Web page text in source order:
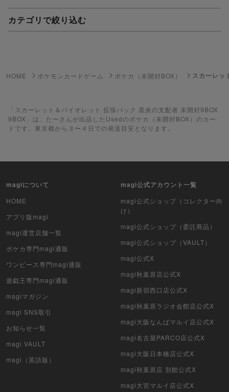
カテゴリで絞り込む
遊戯王
遊戯王ラッシュデュエル
ポケカ（未開封パック）
遊戯王（未開封パック）
デュエル・マスターズ
マジック：ザ・ギャザリング
クリプトスペルズ
マイクリプトヒーローズ
遊戯王初期
HOME ポケモンカードゲーム ポケカ（未開封BOX） スカーレッ
「スカーレット＆バイオレット 拡張パック 黒炎の支配者 未開封9BOX
9BOX」は、たーさんが出品したUsedのポケカ（未開封BOX）のカー
ドです。東京都から３〜４日での発送目安となります。
magiについて
HOME
アプリ版magi
magi運営店舗一覧
ポケカ専門magi通販
ワンピース専門magi通販
遊戯王専門magi通販
magiマガジン
magi SNS取引
お知らせ一覧
magi VAULT
magi（英語版）
magi公式アカウント一覧
magi公式ショップ（コレクター向
け）
magi公式ショップ（委託商品）
magi公式ショップ（VAULT）
magi公式X
magi秋葉原店公式X
magi新宿西口店公式X
magi秋葉原ラジオ会館店公式X
magi大阪なんばマルイ店公式X
magi名古屋PARCO店公式X
magi大阪日本橋店公式X
magi秋葉原店 別館公式X
magi大宮マルイ店公式X